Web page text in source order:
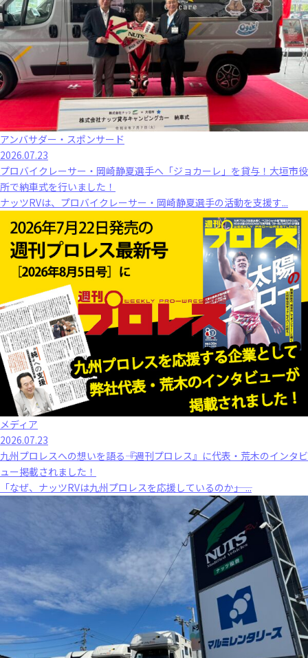
アンバサダー・スポンサード
2026.07.23
プロバイクレーサー・岡崎静夏選手へ「ジョカーレ」を貸与！大垣市役
所で納車式を行いました！
ナッツRVは、プロバイクレーサー・岡崎静夏選手の活動を支援す...
メディア
2026.07.23
九州プロレスへの想いを語る――『週刊プロレス』に代表・荒木のインタビ
ュー掲載されました！
「なぜ、ナッツRVは九州プロレスを応援しているのか――」 ...